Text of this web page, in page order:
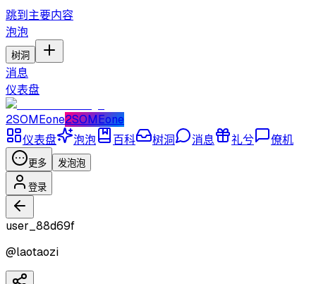
跳到主要内容
泡泡
树洞
消息
仪表盘
2SOMEone2SOMEone
仪表盘
泡泡 百科 树洞 消息 礼兮 僚机
更多 发泡泡
登录
user_88d69f
@laotaozi